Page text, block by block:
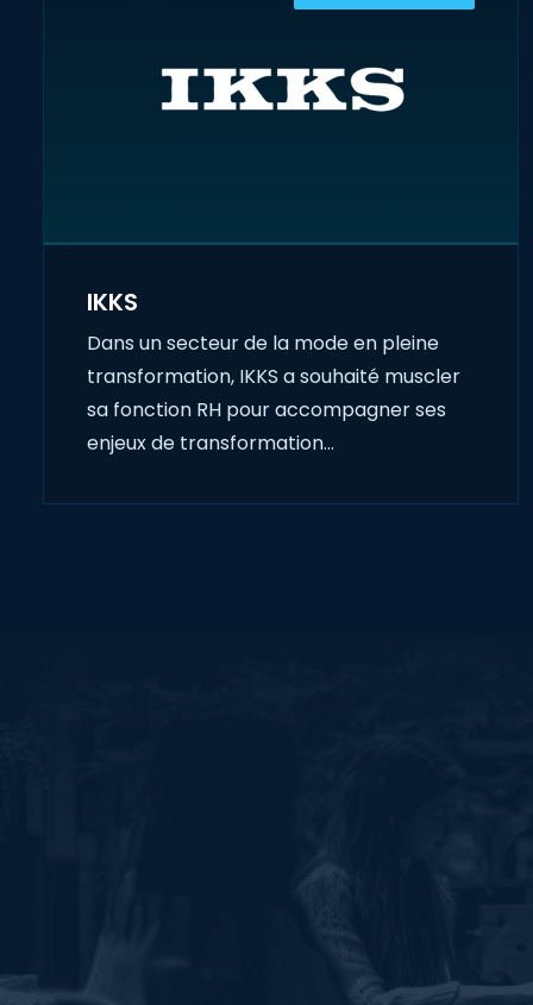
IKKS
Dans un secteur de la mode en pleine
transformation, IKKS a souhaité muscler
sa fonction RH pour accompagner ses
enjeux de transformation…